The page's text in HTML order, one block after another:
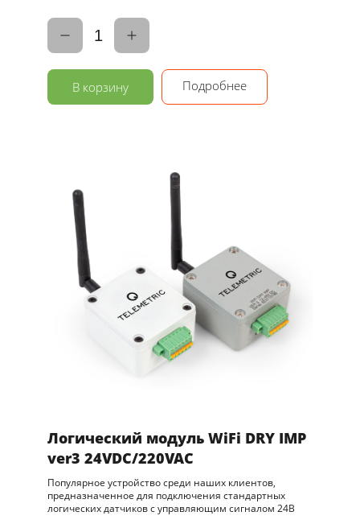
1
В корзину Подробнее
Логический модуль WiFi DRY IMP
ver3 24VDC/220VAC
Популярное устройство среди наших клиентов,
предназначенное для подключения стандартных
логических датчиков с управляющим сигналом 24В